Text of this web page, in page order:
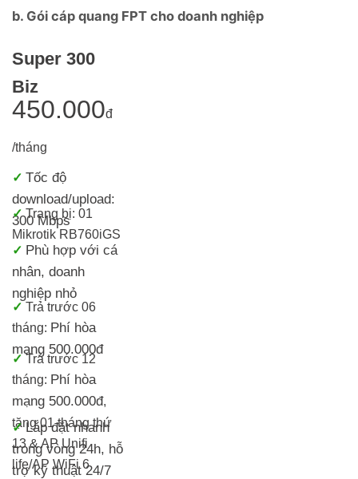
b. Gói cáp quang FPT cho doanh nghiệp
Super 300
Biz
450.000đ
/tháng
✓ Tốc độ
download/upload:
300 Mbps
✓Trang bị: 01
Mikrotik RB760iGS
✓ Phù hợp với cá
nhân, doanh
nghiệp nhỏ
✓ Trả trước 06
tháng: Phí hòa
mạng 500.000đ
✓ Trả trước 12
tháng: Phí hòa
mạng 500.000đ,
tặng 01 tháng thứ
13 & AP Unifi
life/AP WiFi 6
✓Lắp đặt nhanh
trong vòng 24h, hỗ
trợ kỹ thuật 24/7